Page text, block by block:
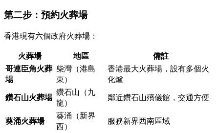
第二步：預約火葬場
香港現有六個政府火葬場：
火葬場
地區
備註
哥連臣角火葬
場
柴灣（港島
東）
香港最大火葬場，設有多個火
化爐
鑽石山火葬場
鑽石山（九
龍）
鄰近鑽石山殯儀館，交通方便
葵涌火葬場
葵涌（新界
西）
服務新界西南區域